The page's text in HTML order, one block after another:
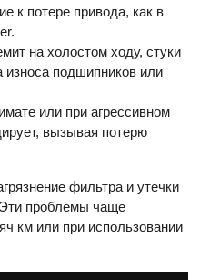
к потере привода, как в
на холостом ходу, стуки
износа подшипников или
или при агрессивном
вызывая потерю
фильтра и утечки
Эти проблемы чаще
км или при использовании